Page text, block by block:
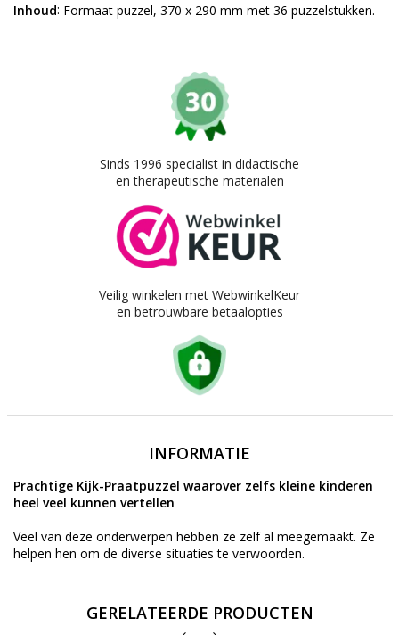
Inhoud: Formaat puzzel, 370 x 290 mm met 36 puzzelstukken.
Sinds 1996 specialist in didactische
en therapeutische materialen
Veilig winkelen met WebwinkelKeur
en betrouwbare betaalopties
INFORMATIE
Prachtige Kijk-Praatpuzzel waarover zelfs kleine kinderen
heel veel kunnen vertellen
Veel van deze onderwerpen hebben ze zelf al meegemaakt. Ze
helpen hen om de diverse situaties te verwoorden.
GERELATEERDE PRODUCTEN